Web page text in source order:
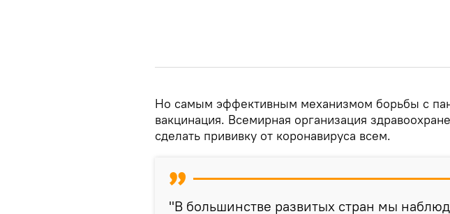
Но самым эффективным механизмом борьбы с
вакцинация. Всемирная организация
сделать прививку от коронавируса всем.
"В большинстве развитых стран мы